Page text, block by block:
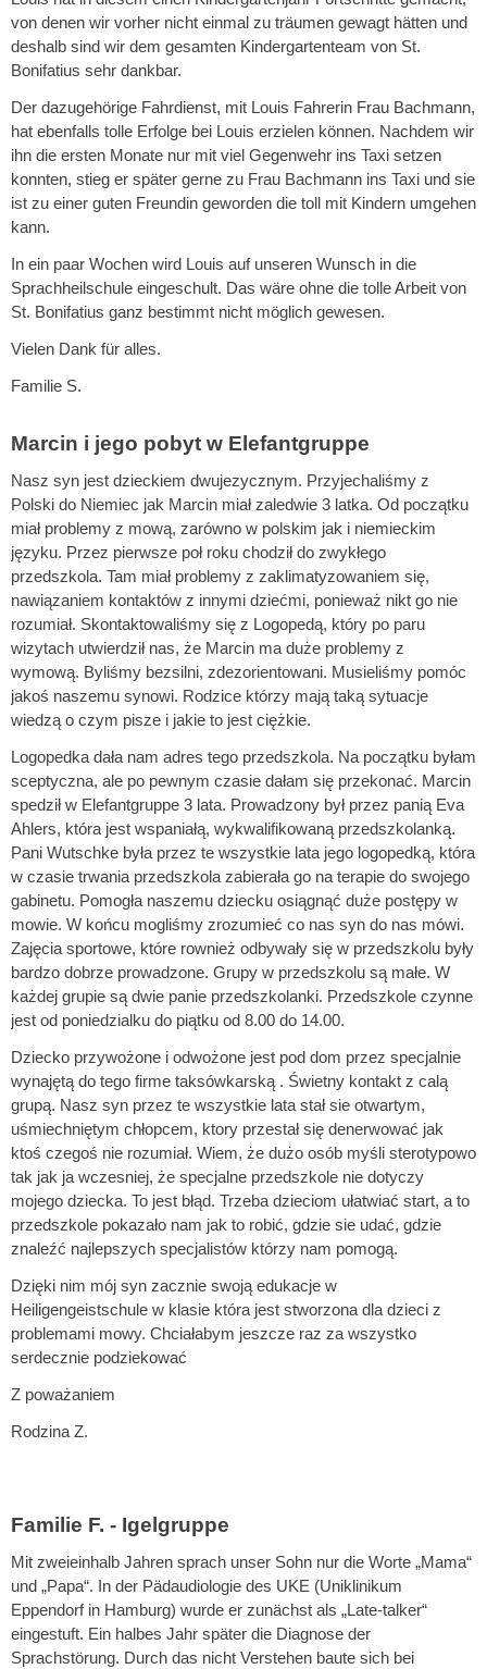
von denen wir vorher nicht einmal zu träumen gewagt hätten und
deshalb sind wir dem gesamten Kindergartenteam von St.
Bonifatius sehr dankbar.
Der dazugehörige Fahrdienst, mit Louis Fahrerin Frau Bachmann,
hat ebenfalls tolle Erfolge bei Louis erzielen können. Nachdem wir
ihn die ersten Monate nur mit viel Gegenwehr ins Taxi setzen
konnten, stieg er später gerne zu Frau Bachmann ins Taxi und sie
ist zu einer guten Freundin geworden die toll mit Kindern umgehen
kann.
In ein paar Wochen wird Louis auf unseren Wunsch in die
Sprachheilschule eingeschult. Das wäre ohne die tolle Arbeit von
St. Bonifatius ganz bestimmt nicht möglich gewesen.
Vielen Dank für alles.
Familie S.
Marcin i jego pobyt w Elefantgruppe
Nasz syn jest dzieckiem dwujezycznym. Przyjechaliśmy z
Polski do Niemiec jak Marcin miał zaledwie 3 latka. Od początku
miał problemy z mową, zarówno w polskim jak i niemieckim
języku. Przez pierwsze poł roku chodził do zwykłego
przedszkola. Tam miał problemy z zaklimatyzowaniem się,
nawiązaniem kontaktów z innymi dziećmi, ponieważ nikt go nie
rozumiał. Skontaktowaliśmy się z Logopedą, który po paru
wizytach utwierdził nas, że Marcin ma duże problemy z
wymową. Byliśmy bezsilni, zdezorientowani. Musieliśmy pomóc
jakoś naszemu synowi. Rodzice którzy mają taką sytuacje
wiedzą o czym pisze i jakie to jest ciężkie.
Logopedka dała nam adres tego przedszkola. Na początku byłam
sceptyczna, ale po pewnym czasie dałam się przekonać. Marcin
spedził w Elefantgruppe 3 lata. Prowadzony był przez panią Eva
Ahlers, która jest wspaniałą, wykwalifikowaną przedszkolanką.
Pani Wutschke była przez te wszystkie lata jego logopedką, która
w czasie trwania przedszkola zabierała go na terapie do swojego
gabinetu. Pomogła naszemu dziecku osiągnąć duże postępy w
mowie. W końcu mogliśmy zrozumieć co nas syn do nas mówi.
Zajęcia sportowe, które rownież odbywały się w przedszkolu były
bardzo dobrze prowadzone. Grupy w przedszkolu są małe. W
każdej grupie są dwie panie przedszkolanki. Przedszkole czynne
jest od poniedzialku do piątku od 8.00 do 14.00.
Dziecko przywożone i odwożone jest pod dom przez specjalnie
wynajętą do tego firme taksówkarską . Świetny kontakt z calą
grupą. Nasz syn przez te wszystkie lata stał sie otwartym,
uśmiechniętym chłopcem, ktory przestał się denerwować jak
ktoś czegoś nie rozumiał. Wiem, że dużo osób myśli sterotypowo
tak jak ja wczesniej, że specjalne przedszkole nie dotyczy
mojego dziecka. To jest błąd. Trzeba dzieciom ułatwiać start, a to
przedszkole pokazało nam jak to robić, gdzie sie udać, gdzie
znaleźć najlepszych specjalistów którzy nam pomogą.
Dzięki nim mój syn zacznie swoją edukacje w
Heiligengeistschule w klasie która jest stworzona dla dzieci z
problemami mowy. Chciałabym jeszcze raz za wszystko
serdecznie podziekować
Z poważaniem
Rodzina Z.
Familie F. - Igelgruppe
Mit zweieinhalb Jahren sprach unser Sohn nur die Worte „Mama“
und „Papa“. In der Pädaudiologie des UKE (Uniklinikum
Eppendorf in Hamburg) wurde er zunächst als „Late-talker“
eingestuft. Ein halbes Jahr später die Diagnose der
Sprachstörung. Durch das nicht Verstehen baute sich bei